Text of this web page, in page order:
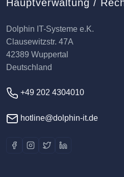
Hauptverwaltung /
Dolphin IT-Systeme e.K.
Clausewitzstr. 47A
42389 Wuppertal
Deutschland
+49 202 4304010
hotline@dolphin-it.de